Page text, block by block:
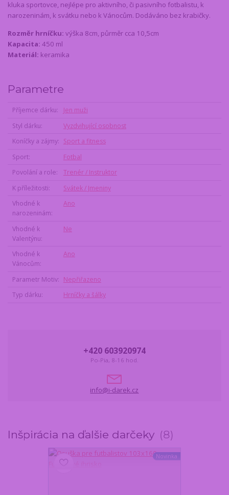
kluka sportovce, nejlépe pro aktivního, či pasivního fotbalistu, k
narozeninám, k svátku nebo k Vánocům. Dodáváno bez krabičky.
Rozměr hrníčku: výška 8cm, půrměr cca 10,5cm
Kapacita: 450 ml
Materiál: keramika
Parametre
Příjemce dárku
Jen muži
Styl dárku
Vyzdvihující osobnost
Koníčky a zájmy
Sport a fitness
Sport
Fotbal
Povolání a role
Trenér / Instruktor
K příležitosti
Svátek / Jmeniny
Vhodné k
narozeninám
Ano
Vhodné k
Valentýnu
Ne
Vhodné k
Vánocům
Ano
Parametr Motiv
Nepřiřazeno
Typ dárku
Hrníčky a šálky
+420 603920974
Po-Pia, 8-16 hod.
info@i-darek.cz
Inšpirácia na ďalšie darčeky 8
Novinka